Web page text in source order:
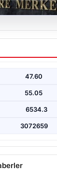
ve
faiz kararını
47.60
55.05
6534.3
3072659